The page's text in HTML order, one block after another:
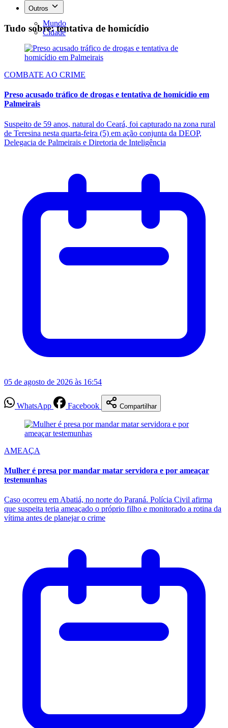
Outros
Mundo
Cidade
Tudo sobre: tentativa de homicídio
COMBATE AO CRIME
Preso acusado tráfico de drogas e tentativa de homicídio em
Palmeirais
Suspeito de 59 anos, natural do Ceará, foi capturado na zona rural
de Teresina nesta quarta-feira (5) em ação conjunta da DEOP,
Delegacia de Palmeirais e Diretoria de Inteligência
05 de agosto de 2026 às 16:54
WhatsApp Facebook Compartilhar
AMEAÇA
Mulher é presa por mandar matar servidora e por ameaçar
testemunhas
Caso ocorreu em Abatiá, no norte do Paraná. Polícia Civil afirma
que suspeita teria ameaçado o próprio filho e monitorado a rotina da
vítima antes de planejar o crime